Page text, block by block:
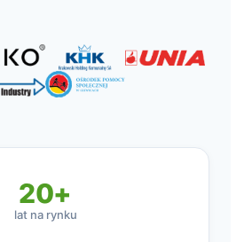
20+
lat na rynku